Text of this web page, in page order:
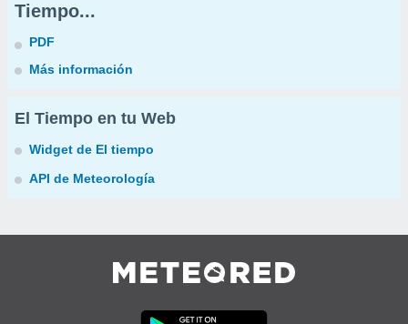
Tiempo...
PDF
Más información
El Tiempo en tu Web
Widget de El tiempo
API de Meteorología